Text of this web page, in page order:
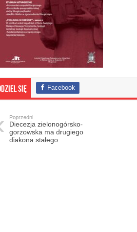
się Facebook
Poprzedni
Diecezja zielonogórsko-
gorzowska ma drugiego
diakona stałego